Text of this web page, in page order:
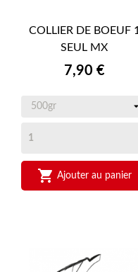
COLLIER DE BOEUF 1
SEUL MX
Prix
7,90 €
 Ajouter au panier